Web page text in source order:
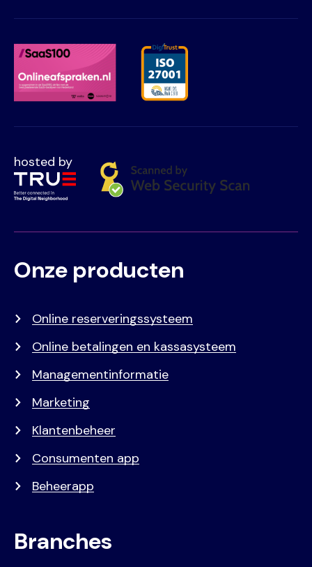
hosted by
Voet
Primair
Onze producten
Online reserveringssysteem
Online betalingen en kassasysteem
Managementinformatie
Marketing
Klantenbeheer
Consumenten app
Beheerapp
Branches